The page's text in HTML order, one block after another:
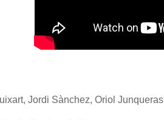
Jordi Sànchez, Oriol